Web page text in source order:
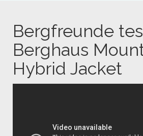
Bergfreunde
Berghaus
Hybrid Jacket